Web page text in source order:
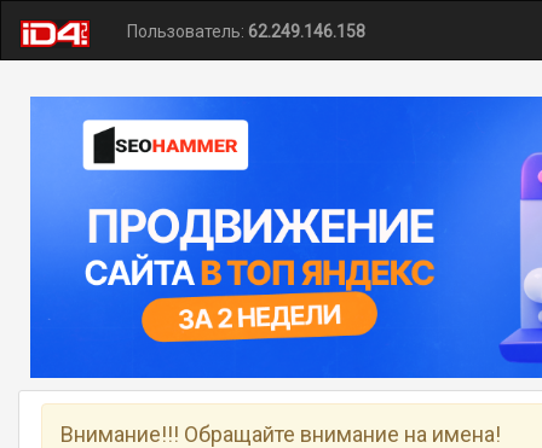
Пользователь: 62.249.146.158
Внимание!!! Обращайте внимание на имена!